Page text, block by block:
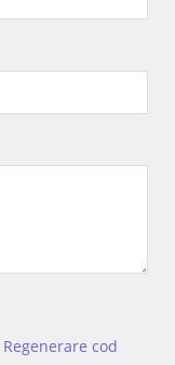
Regenerare cod